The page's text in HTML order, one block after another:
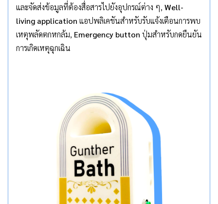
และจัดส่งข้อมูลที่ต้องสื่อสารไปยังอุปกรณ์ต่าง ๆ, Well-
living application แอปพลิเคชันสำหรับรับแจ้งเตือนการพบ
เหตุพลัดตกหกล้ม, Emergency button ปุ่มสำหรับกดยืนยัน
การเกิดเหตุฉุกเฉิน